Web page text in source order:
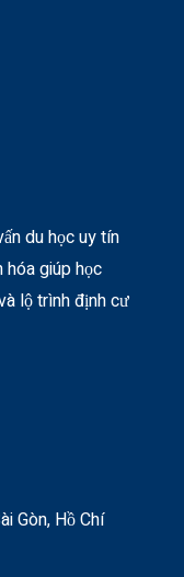
du học uy tín
hóa giúp học
lộ trình định cư
Gòn, Hồ Chí